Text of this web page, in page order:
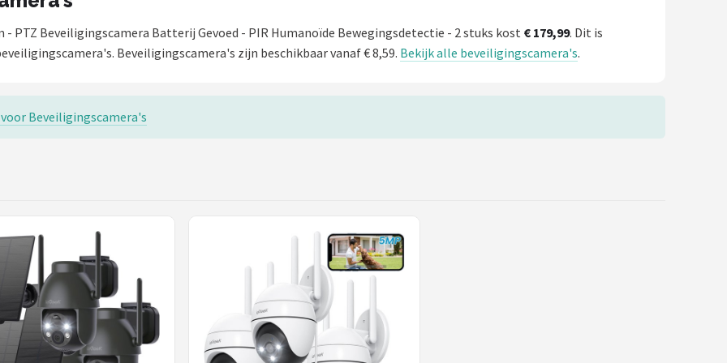
- PTZ Beveiligingscamera Batterij Gevoed - PIR Humanoïde Bewegingsdetectie - 2 stuks kost € 179,99. Dit is
Beveiligingscamera's zijn beschikbaar vanaf € 8,59. Bekijk alle beveiligingscamera's.
Beveiligingscamera's